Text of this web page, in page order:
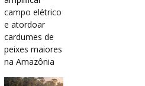
campo elétrico
e atordoar
cardumes de
peixes maiores
na Amazônia